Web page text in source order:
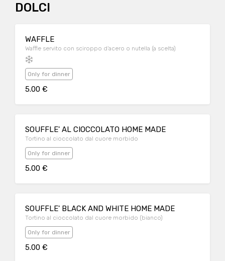
DOLCI
WAFFLE
Waffle servito con sciroppo d’acero o nutella (a scelta)
Only for dinner
5.00 €
SOUFFLE' AL CIOCCOLATO HOME MADE
Tortino al cioccolato dal cuore morbido
Only for dinner
5.00 €
SOUFFLE' BLACK AND WHITE HOME MADE
Tortino al cioccolato dal cuore morbido (bianco)
Only for dinner
5.00 €